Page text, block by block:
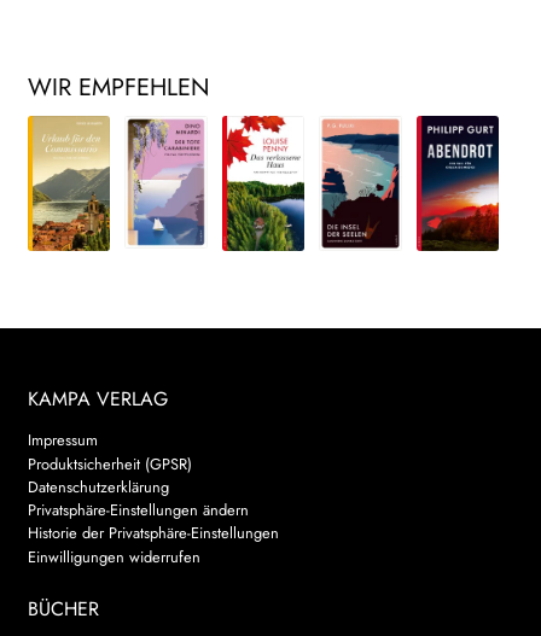
WIR EMPFEHLEN
KAMPA VERLAG
Impressum
Produktsicherheit (GPSR)
Datenschutzerklärung
Privatsphäre-Einstellungen ändern
Historie der Privatsphäre-Einstellungen
Einwilligungen widerrufen
BÜCHER